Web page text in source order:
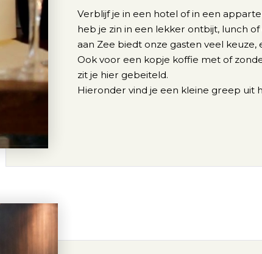
Verblijf je in een hotel of in een
heb je zin in een lekker ontbijt, lunch
aan Zee biedt onze gasten veel keuze,
Ook voor een kopje koffie met of
zit je hier gebeiteld.
Hieronder vind je een kleine greep uit